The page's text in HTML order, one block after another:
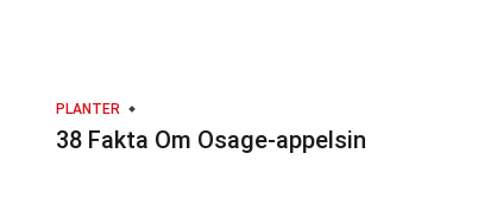
PLANTER
38 Fakta Om Osage-appelsin